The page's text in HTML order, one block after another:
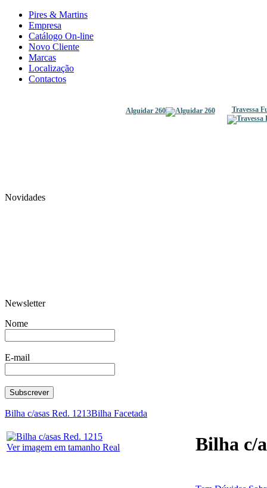
Pires & Martins
Empresa
Catálogo On-line
Novo Cliente
Marcas
Localização
Contactos
Alguidar 260 Travessa
Novidades
Newsletter
Nome
E-mail
Bilha c/asas Red. 1213Bilha Facetada
Ver imagem em tamanho Real Bilha c/